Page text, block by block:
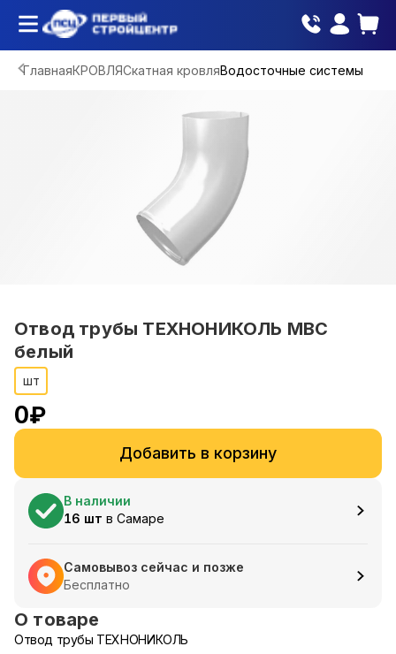
ГлавнаяКРОВЛЯСкатная кровляВодосточные системы
Отвод трубы ТЕХНОНИКОЛЬ МВС
белый
шт
0₽
Добавить в корзину
В наличии
16 шт в Самаре
Самовывоз сейчас и позже
Бесплатно
О товаре
Отвод трубы ТЕХНОНИКОЛЬ